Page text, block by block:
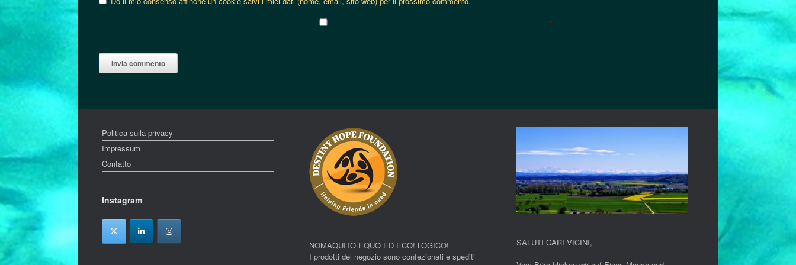
*
Politica sulla privacy
Impressum
Contatto
Instagram
NOMAQUITO EQUO ED ECO! LOGICO!
I prodotti del negozio sono confezionati e spediti
SALUTI CARI VICINI,